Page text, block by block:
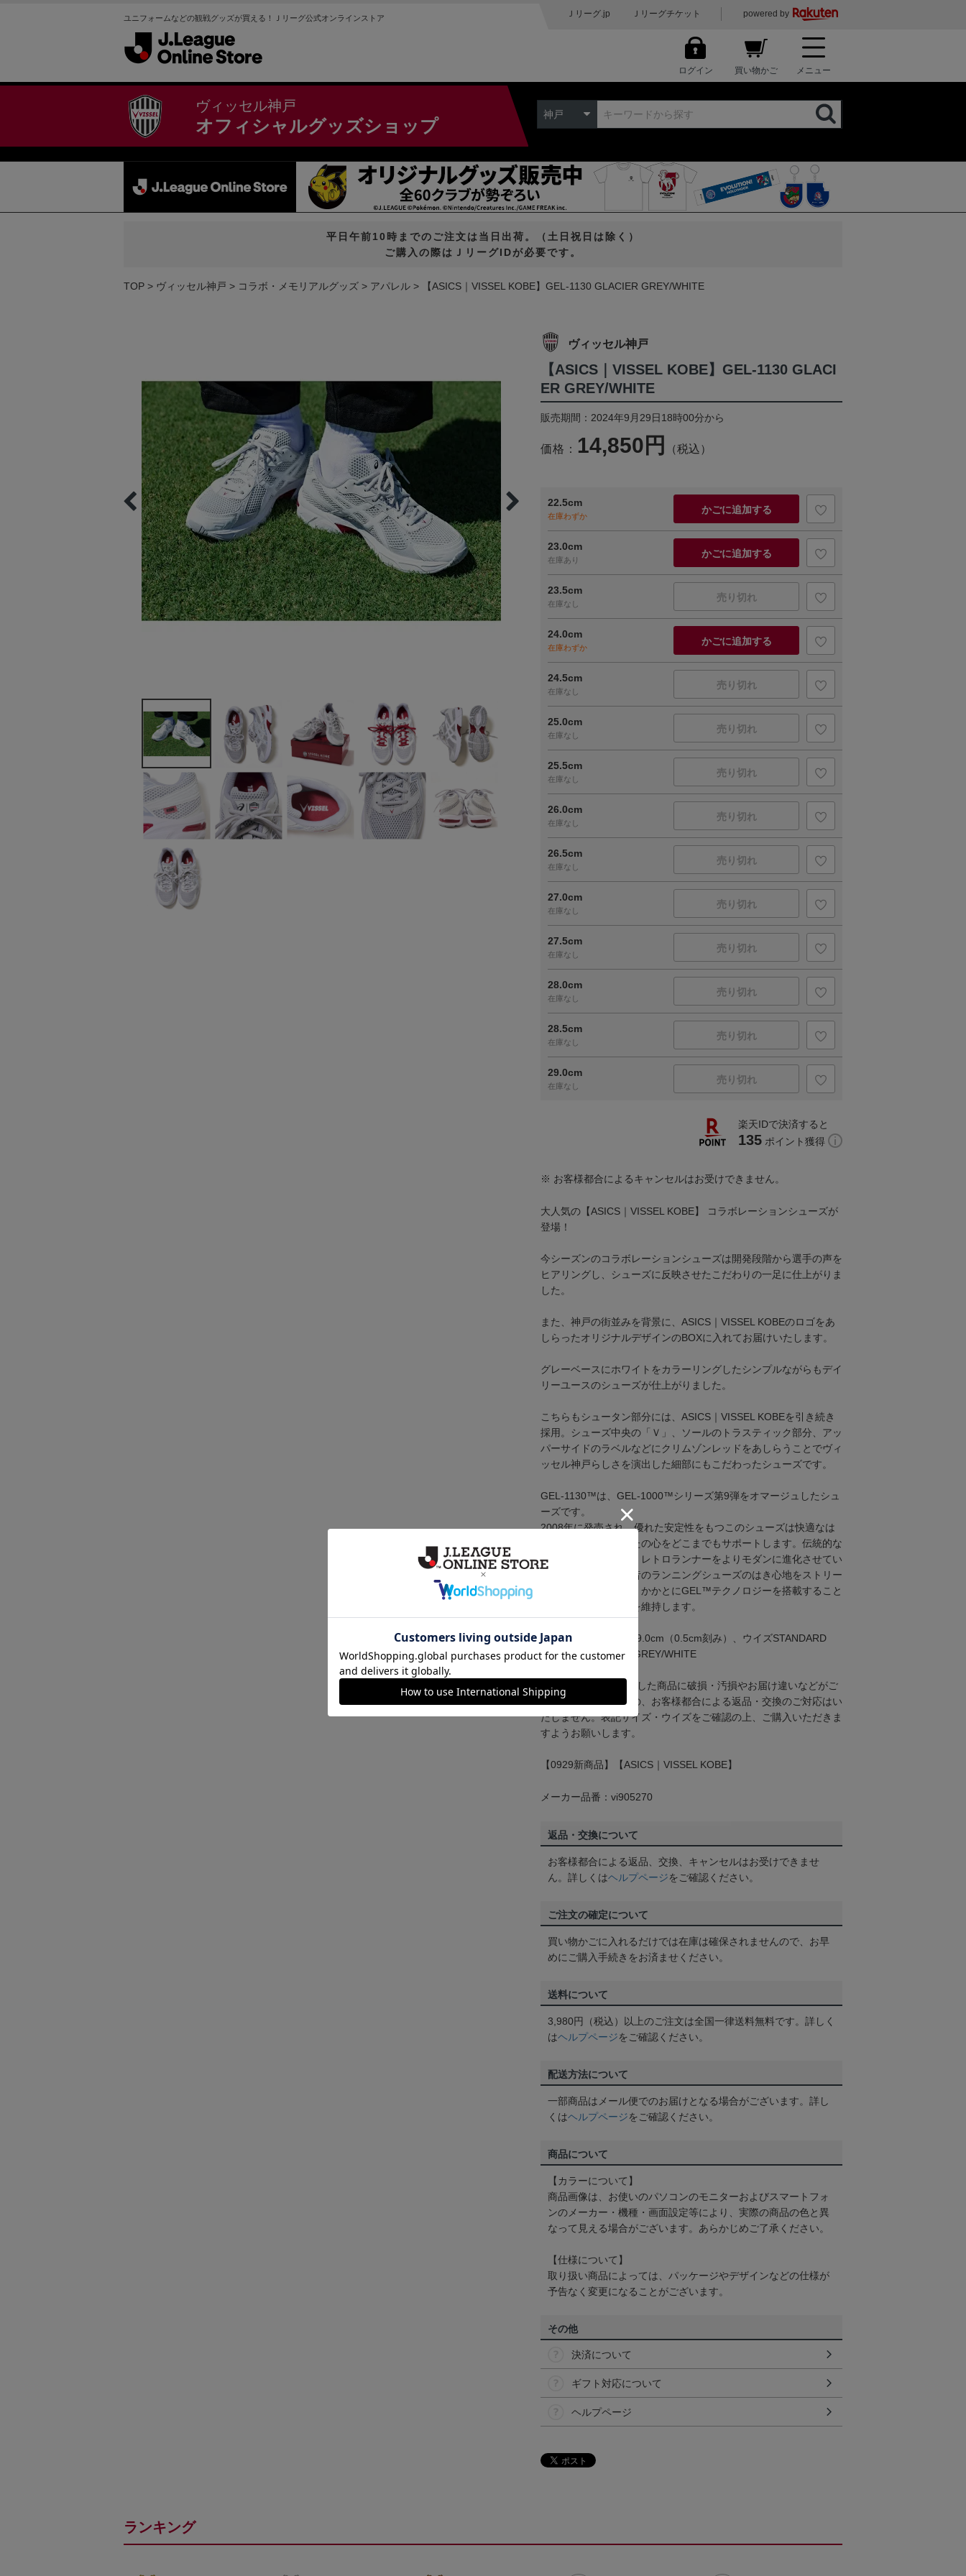
ユニフォームなどの観戦グッズが買える！Ｊリーグ公式オンラインストア Ｊリーグ.jp Ｊリーグチケット powered by
ログイン 買い物かご メニュー
ヴィッセル神戸
オフィシャルグッズショップ
神戸
平日午前10時までのご注文は当日出荷。（土日祝日は除く）
ご購入の際はＪリーグIDが必要です。
TOP ヴィッセル神戸 コラボ・メモリアルグッズ アパレル 【ASICS｜VISSEL KOBE】GEL-1130 GLACIER GREY/WHITE
ヴィッセル神戸
【ASICS｜VISSEL KOBE】GEL-1130 GLACI
ER GREY/WHITE
販売期間：2024年9月29日18時00分から
価格： 14,850円 （税込）
22.5cm
在庫わずか
かごに追加する
23.0cm
在庫あり
かごに追加する
23.5cm
在庫なし
売り切れ
24.0cm
在庫わずか
かごに追加する
24.5cm
在庫なし
売り切れ
25.0cm
在庫なし
売り切れ
25.5cm
在庫なし
売り切れ
26.0cm
在庫なし
売り切れ
26.5cm
在庫なし
売り切れ
27.0cm
在庫なし
売り切れ
27.5cm
在庫なし
売り切れ
28.0cm
在庫なし
売り切れ
28.5cm
在庫なし
売り切れ
29.0cm
在庫なし
売り切れ
楽天IDで決済すると
135 ポイント獲得
※ お客様都合によるキャンセルはお受けできません。
大人気の【ASICS｜VISSEL KOBE】 コラボレーションシューズが
登場！
今シーズンのコラボレーションシューズは開発段階から選手の声を
ヒアリングし、シューズに反映させたこだわりの一足に仕上がりま
した。
また、神戸の街並みを背景に、ASICS｜VISSEL KOBEのロゴをあ
しらったオリジナルデザインのBOXに入れてお届けいたします。
グレーベースにホワイトをカラーリングしたシンプルながらもデイ
リーユースのシューズが仕上がりました。
こちらもシュータン部分には、ASICS｜VISSEL KOBEを引き続き
採用。シューズ中央の「Ｖ」、ソールのトラスティック部分、アッ
パーサイドのラベルなどにクリムゾンレッドをあしらうことでヴィ
ッセル神戸らしさを演出した細部にもこだわったシューズです。
GEL-1130™は、GEL-1000™シリーズ第9弾をオマージュしたシュ
ーズです。
2008年に発売され、優れた安定性をもつこのシューズは快適なは
き心地とともにあなたの心をどこまでもサポートします。伝統的な
マテリアルを利用し、レトロランナーをよりモダンに進化させてい
ます。さらに、この昔のランニングシューズのはき心地をストリー
ト用にリミックスし、かかとにGEL™テクノロジーを搭載すること
で、快適なはき心地を維持します。
■サイズ：22.5cm～29.0cm（0.5cm刻み）、ウイズSTANDARD
■カラー：GLACIER GREY/WHITE
■ご注意事項：お届けした商品に破損・汚損やお届け違いなどがご
ざいました場合以外の、お客様都合による返品・交換のご対応はい
たしません。表記サイズ・ウイズをご確認の上、ご購入いただきま
すようお願いします。
【0929新商品】【ASICS｜VISSEL KOBE】
メーカー品番：vi905270
返品・交換について
お客様都合による返品、交換、キャンセルはお受けできませ
ん。詳しくはヘルプページをご確認ください。
ご注文の確定について
買い物かごに入れるだけでは在庫は確保されませんので、お早
めにご購入手続きをお済ませください。
送料について
3,980円（税込）以上のご注文は全国一律送料無料です。詳しく
はヘルプページをご確認ください。
配送方法について
一部商品はメール便でのお届けとなる場合がございます。詳し
くはヘルプページをご確認ください。
商品について
【カラーについて】
商品画像は、お使いのパソコンのモニターおよびスマートフォ
ンのメーカー・機種・画面設定等により、実際の商品の色と異
なって見える場合がございます。あらかじめご了承ください。
【仕様について】
取り扱い商品によっては、パッケージやデザインなどの仕様が
予告なく変更になることがございます。
その他
決済について
ギフト対応について
ヘルプページ
ランキング